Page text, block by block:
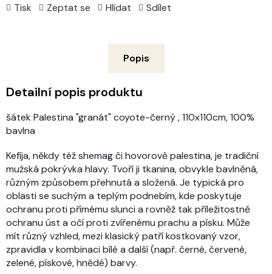
Tisk Zeptat se Hlídat Sdílet
Popis
Detailní popis produktu
šátek Palestina "granát" coyote-černý , 110x110cm, 100%
bavlna
Kefíja, někdy též shemag či hovorově palestina, je tradiční
mužská pokrývka hlavy. Tvoří ji tkanina, obvykle bavlněná,
různým způsobem přehnutá a složená. Je typická pro
oblasti se suchým a teplým podnebím, kde poskytuje
ochranu proti přímému slunci a rovněž tak příležitostně
ochranu úst a očí proti zvířenému prachu a písku. Může
mít různý vzhled, mezi klasický patří kostkovaný vzor,
zpravidla v kombinaci bílé a další (např. černé, červené,
zelené, pískové, hnědé) barvy.